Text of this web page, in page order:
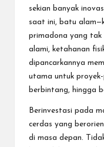
sekian banyak
saat ini, batu
primadona yang tak
alami, ketahanan
dipancarkannya
utama untuk proyek-
berbintang, hingga
Berinvestasi pada
cerdas yang
di masa depan.